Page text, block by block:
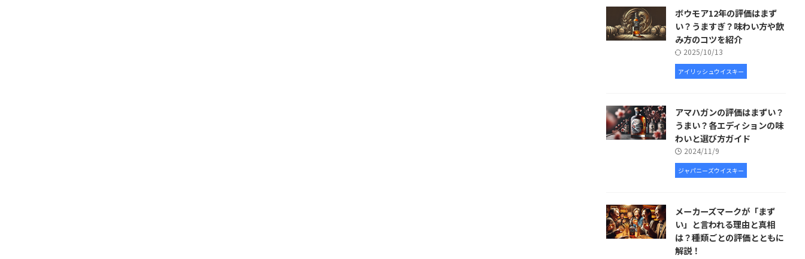
ボウモア12年の評価はまず
い？うますぎ？味わい方や飲
み方のコツを紹介
2025/10/13
アイリッシュウイスキー
アマハガンの評価はまずい？
うまい？各エディションの味
わいと選び方ガイド
2024/11/9
ジャパニーズウイスキー
メーカーズマークが「まず
い」と言われる理由と真相
は？種類ごとの評価とともに
解説！